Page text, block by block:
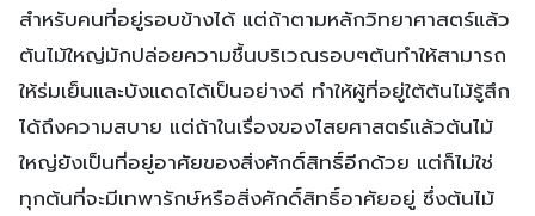
สำหรับคนที่อยู่รอบข้างได้ แต่ถ้าตามหลักวิทยาศาสตร์แล้ว
ต้นไม้ใหญ่มักปล่อยความชื้นบริเวณรอบๆต้นทำให้สามารถ
ให้ร่มเย็นและบังแดดได้เป็นอย่างดี ทำให้ผู้ที่อยู่ใต้ต้นไม้รู้สึก
ได้ถึงความสบาย แต่ถ้าในเรื่องของไสยศาสตร์แล้วต้นไม้
ใหญ่ยังเป็นที่อยู่อาศัยของสิ่งศักดิ์สิทธิ์อีกด้วย แต่ก็ไม่ใช่
ทุกต้นที่จะมีเทพารักษ์หรือสิ่งศักดิ์สิทธิ์อาศัยอยู่ ซึ่งต้นไม้